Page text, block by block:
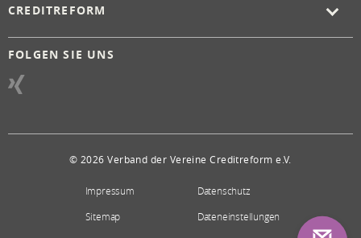
CREDITREFORM
FOLGEN SIE UNS
© 2026 Verband der Vereine Creditreform e.V.
Impressum
Datenschutz
Sitemap
Dateneinstellungen